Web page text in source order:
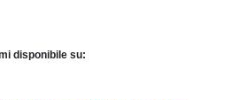
disponibile su: